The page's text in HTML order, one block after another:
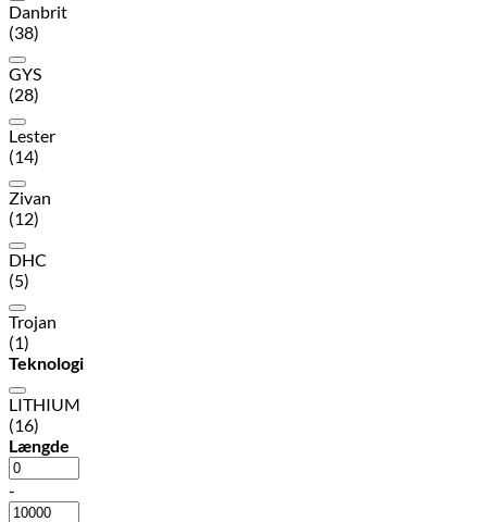
Danbrit
(38)
GYS
(28)
Lester
(14)
Zivan
(12)
DHC
(5)
Trojan
(1)
Teknologi
LITHIUM
(16)
Længde
-